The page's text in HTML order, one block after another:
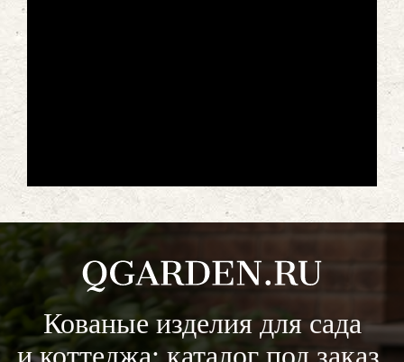
Кованые изделия для сада